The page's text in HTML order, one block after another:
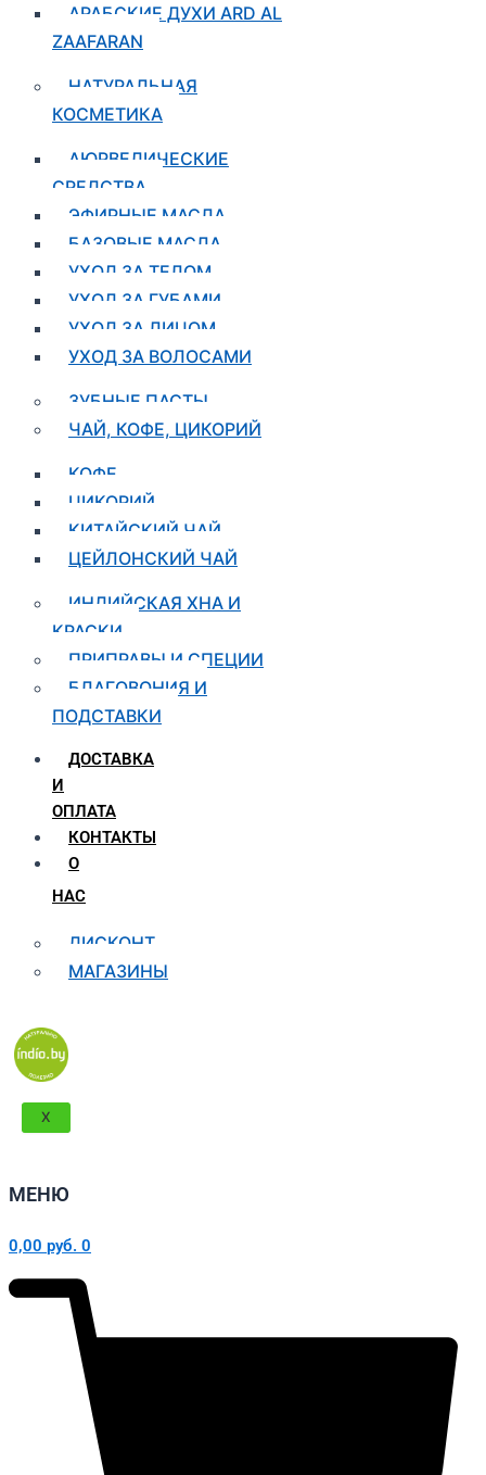
АРАБСКИЕ ДУХИ ARD AL
ZAAFARAN
НАТУРАЛЬНАЯ
КОСМЕТИКА
АЮРВЕДИЧЕСКИЕ
СРЕДСТВА
ЭФИРНЫЕ МАСЛА
БАЗОВЫЕ МАСЛА
УХОД ЗА ТЕЛОМ
УХОД ЗА ГУБАМИ
УХОД ЗА ЛИЦОМ
УХОД ЗА ВОЛОСАМИ
ЗУБНЫЕ ПАСТЫ
ЧАЙ, КОФЕ, ЦИКОРИЙ
КОФЕ
ЦИКОРИЙ
КИТАЙСКИЙ ЧАЙ
ЦЕЙЛОНСКИЙ ЧАЙ
ИНДИЙСКАЯ ХНА И
КРАСКИ
ПРИПРАВЫ И СПЕЦИИ
БЛАГОВОНИЯ И
ПОДСТАВКИ
ДОСТАВКА
И
ОПЛАТА
КОНТАКТЫ
О
НАС
ДИСКОНТ
МАГАЗИНЫ
X
МЕНЮ
0,00 руб. 0